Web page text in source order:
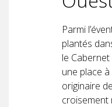
Parmi
plantés
le
une place
originaire
croisement